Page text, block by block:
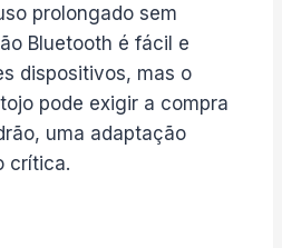
prolongado sem
Bluetooth é fácil e
dispositivos, mas o
pode exigir a compra
uma adaptação
crítica.